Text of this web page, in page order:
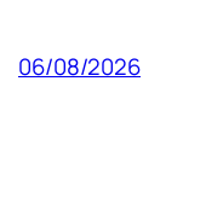
06/08/2026